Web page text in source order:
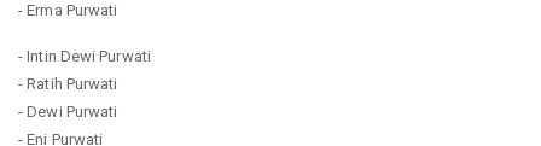
- Erma Purwati
- Intin Dewi Purwati
- Ratih Purwati
- Dewi Purwati
- Eni Purwati